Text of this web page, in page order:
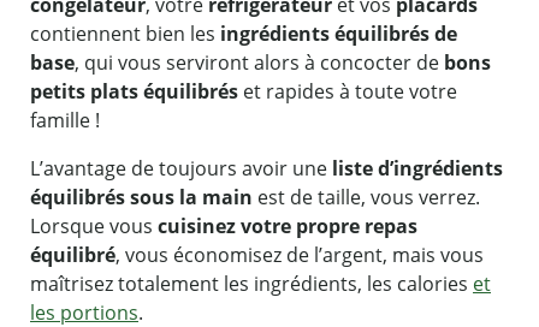
contiennent bien les ingrédients équilibrés de
base, qui vous serviront alors à concocter de bons
petits plats équilibrés et rapides à toute votre
famille !
L’avantage de toujours avoir une liste d’ingrédients
équilibrés sous la main est de taille, vous verrez.
Lorsque vous cuisinez votre propre repas
équilibré, vous économisez de l’argent, mais vous
maîtrisez totalement les ingrédients, les calories et
les portions.